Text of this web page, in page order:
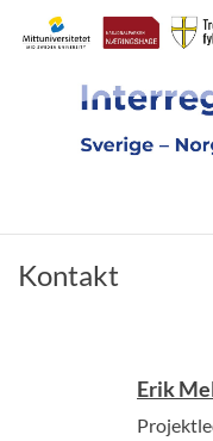
Kontakt
Erik